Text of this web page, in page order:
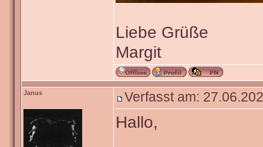
Liebe Grüße
Margit
Janus Verfasst am:
Hallo,